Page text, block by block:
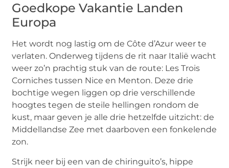
Goedkope Vakantie Landen
Europa
Het wordt nog lastig om de Côte d’Azur weer te
verlaten. Onderweg tijdens de rit naar Italië wacht
weer zo’n prachtig stuk van de route: Les Trois
Corniches tussen Nice en Menton. Deze drie
bochtige wegen liggen op drie verschillende
hoogtes tegen de steile hellingen rondom de
kust, maar geven je alle drie hetzelfde uitzicht: de
Middellandse Zee met daarboven een fonkelende
zon.
Strijk neer bij een van de chiringuito’s, hippe